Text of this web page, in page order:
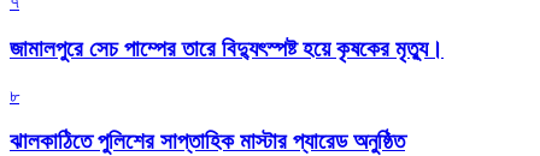
জামালপুরে সেচ পাম্পের তারে বিদ্যুৎস্পষ্ট হয়ে কৃষকের মৃত্যু।
৮
‎ঝালকাঠিতে পুলিশের সাপ্তাহিক মাস্টার প্যারেড অনুষ্ঠিত